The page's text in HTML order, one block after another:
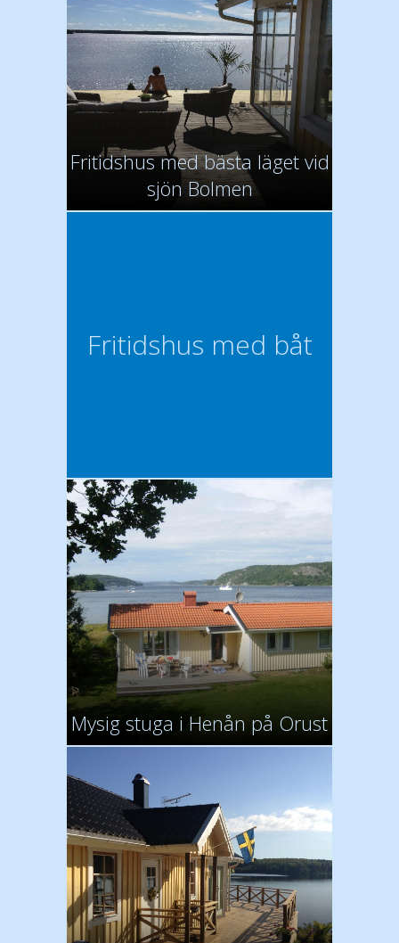
Fritidshus med bästa läget vid
sjön Bolmen
Fritidshus med båt
Mysig stuga i Henån på Orust